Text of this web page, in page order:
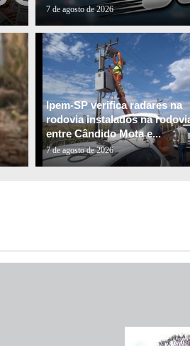
7 de agosto de 2026
Ipem-SP verifica radares na
rodovia instalados na
entre Cândido Mota e...
7 de agosto de 2026